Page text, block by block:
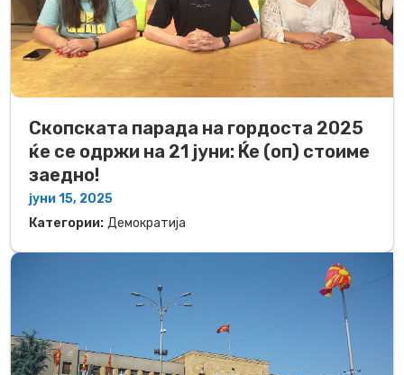
Скопската парада на гордоста 2025
ќе се одржи на 21 јуни: Ќе (оп) стоиме
заедно!
јуни 15, 2025
Категории: Демократија